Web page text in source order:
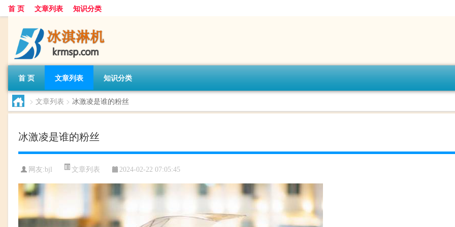
首 页 文章列表 知识分类
首 页 文章列表 知识分类
> 文章列表 > 冰激凌是谁的粉丝
冰激凌是谁的粉丝
网友:bjl 文章列表 2024-02-22 07:05:45